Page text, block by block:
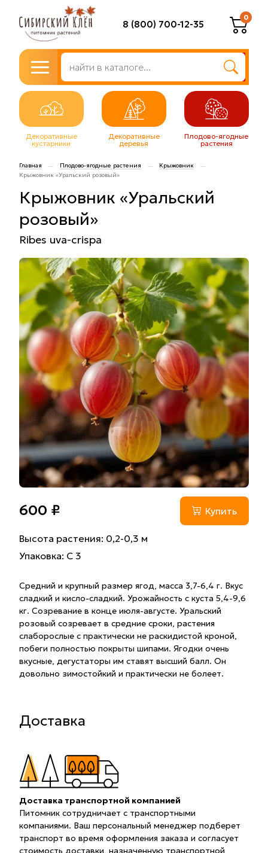
8 (800) 700-12-35
0
Декоративные
кустарники
Декоративные
деревья
Плодово-ягодные
растения
Главная — Плодово-ягодные растения — Крыжовник
—
Крыжовник «Уральский розовый»
Крыжовник «Уральский
розовый»
Ribes uva-crispa
600 ₽ Купить
Высота растения: 0,2-0,3 м
Упаковка: С 3
Средний и крупный размер ягод, масса 3,7-6,4 г. Вкус
сладкий и кисло-сладкий. Урожайность с куста 5,4-9,6
кг. Созревание в конце июля-августе. Уральский
розовый созревает в средние сроки, растения
слаборослые с практически не раскидистой кроной,
побеги полностью покрыты шипами. Ягодки очень
вкусные, дегустаторы им ставят высший балл. Он
довольно зимостойкий и практически не болеет.
Доставка
Доставка транспортной компанией
Питомник сотрудничает с транспортными
компаниями. Ваш персональный менеджер подберет
транспорт во время оформления заказа и согласует
стоимость доставки, назначенную транспортной